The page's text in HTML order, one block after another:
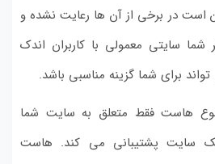
در برخی از آن ها رعایت نشده و
شما سایتی معمولی با کاربران اندک
برای شما گزینه مناسبی باشد.
هاست فقط متعلق به سایت شما
سایت پشتیبانی می کند. هاست